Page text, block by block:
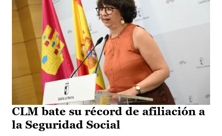
CLM bate su récord de afiliación a
la Seguridad Social